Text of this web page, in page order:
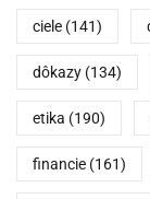
ciele (141)
dôkazy (134)
etika (190)
financie (161)